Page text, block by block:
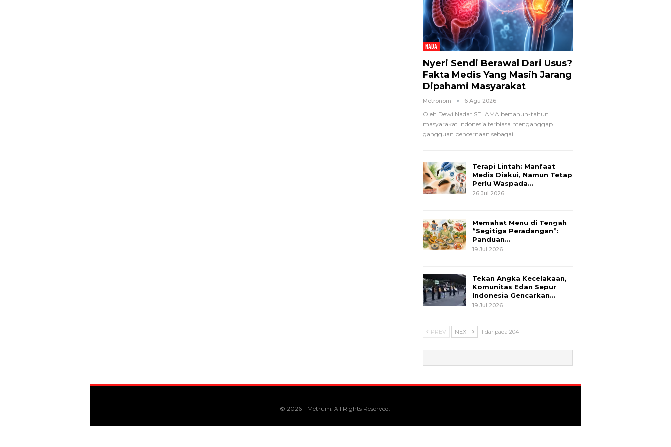
NADA
Nyeri Sendi Berawal Dari Usus?
Fakta Medis Yang Masih Jarang
Dipahami Masyarakat
Metronom 6 Agu 2026
Oleh Dewi Nada* SELAMA bertahun-tahun
masyarakat Indonesia terbiasa menganggap
gangguan pencernaan sebagai…
Terapi Lintah: Manfaat
Medis Diakui, Namun Tetap
Perlu Waspada…
26 Jul 2026
Memahat Menu di Tengah
“Segitiga Peradangan”:
Panduan…
19 Jul 2026
Tekan Angka Kecelakaan,
Komunitas Edan Sepur
Indonesia Gencarkan…
19 Jul 2026
PREV NEXT 1 daripada 204
© 2026 - Metrum. All Rights Reserved.